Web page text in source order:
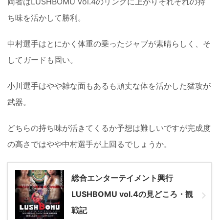
ち味を活かして勝利。
中村選手はとにかく体重の乗ったジャブが素晴らしく、そ
してガードも固い。
小川選手はやや雑な面もあるも頑丈な体を活かした猛攻が
武器。
どちらの持ち味が活きてくるか予想は難しいですが完成度
の高さではやや中村選手が上回るでしょうか。
総合エンターテイメント興行
LUSHBOMU vol.4の見どころ・観
戦記